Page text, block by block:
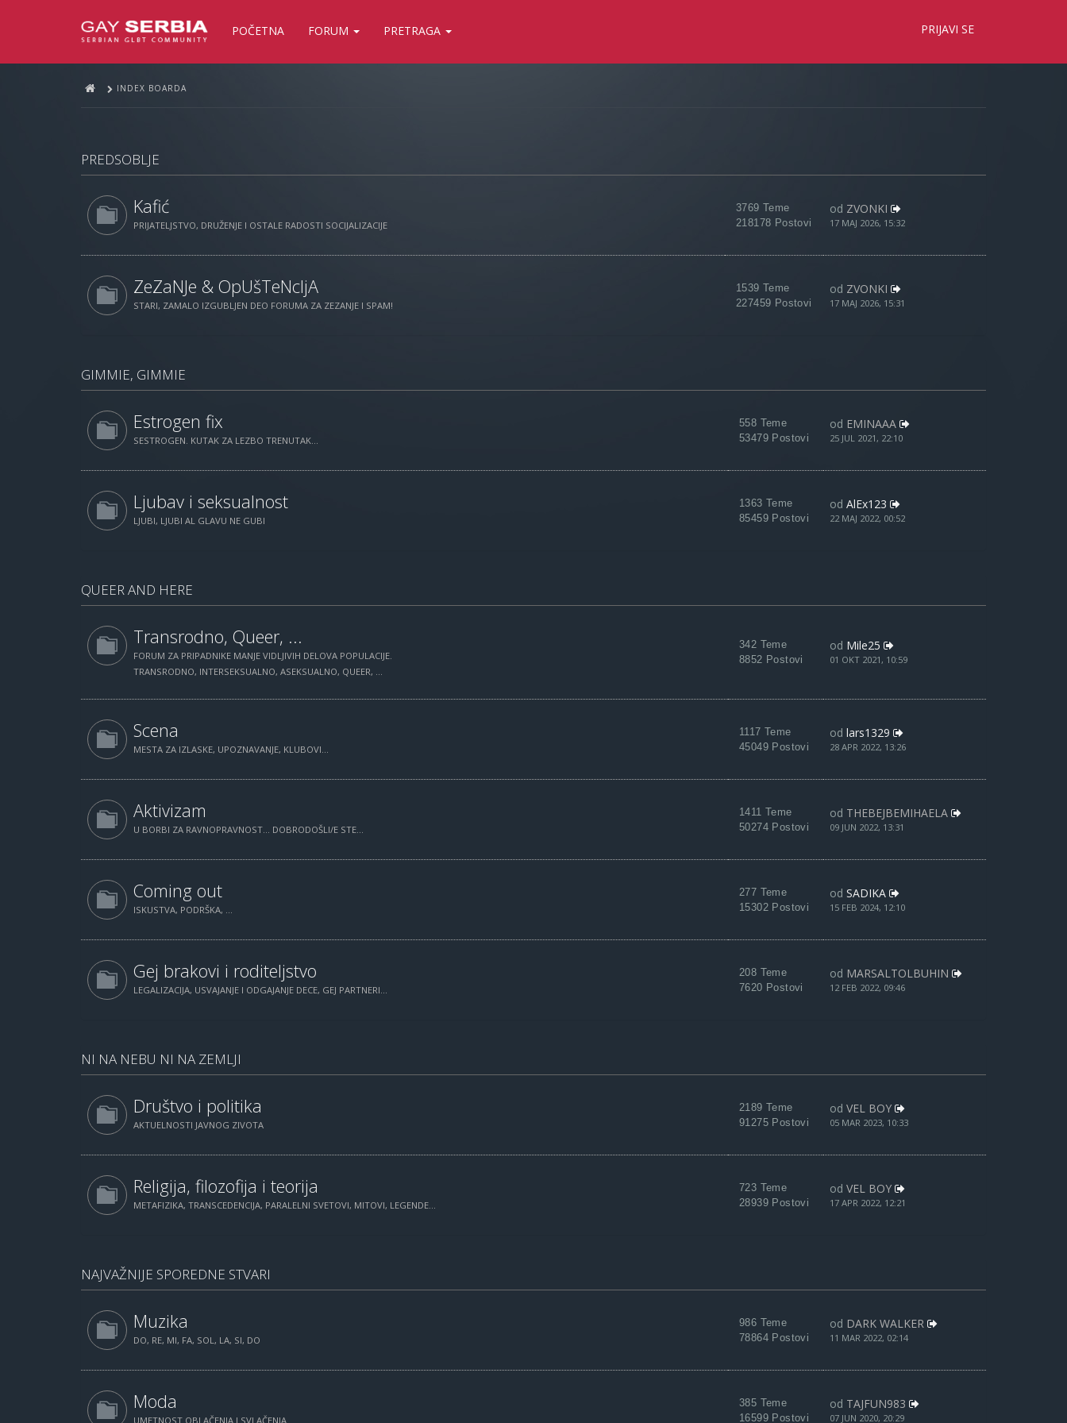
POČETNA FORUM PRETRAGA PRIJAVI SE
INDEX BOARDA
PREDSOBLJE
Kafić
PRIJATELJSTVO, DRUŽENJE I OSTALE RADOSTI SOCIJALIZACIJE
3769 Teme
218178 Postovi
od ZVONKI
17 MAJ 2026, 15:32
ZeZaNJe & OpUšTeNcIjA
STARI, ZAMALO IZGUBLJEN DEO FORUMA ZA ZEZANJE I SPAM!
1539 Teme
227459 Postovi
od ZVONKI
17 MAJ 2026, 15:31
GIMMIE, GIMMIE
Estrogen fix
SESTROGEN. KUTAK ZA LEZBO TRENUTAK...
558 Teme
53479 Postovi
od EMINAAA
25 JUL 2021, 22:10
Ljubav i seksualnost
LJUBI, LJUBI AL GLAVU NE GUBI
1363 Teme
85459 Postovi
od AlEx123
22 MAJ 2022, 00:52
QUEER AND HERE
Transrodno, Queer, ...
FORUM ZA PRIPADNIKE MANJE VIDLJIVIH DELOVA POPULACIJE.
TRANSRODNO, INTERSEKSUALNO, ASEKSUALNO, QUEER, ...
342 Teme
8852 Postovi
od Mile25
01 OKT 2021, 10:59
Scena
MESTA ZA IZLASKE, UPOZNAVANJE, KLUBOVI...
1117 Teme
45049 Postovi
od lars1329
28 APR 2022, 13:26
Aktivizam
U BORBI ZA RAVNOPRAVNOST... DOBRODOŠLI/E STE...
1411 Teme
50274 Postovi
od THEBEJBEMIHAELA
09 JUN 2022, 13:31
Coming out
ISKUSTVA, PODRŠKA, ...
277 Teme
15302 Postovi
od SADIKA
15 FEB 2024, 12:10
Gej brakovi i roditeljstvo
LEGALIZACIJA, USVAJANJE I ODGAJANJE DECE, GEJ PARTNERI...
208 Teme
7620 Postovi
od MARSALTOLBUHIN
12 FEB 2022, 09:46
NI NA NEBU NI NA ZEMLJI
Društvo i politika
AKTUELNOSTI JAVNOG ZIVOTA
2189 Teme
91275 Postovi
od VEL BOY
05 MAR 2023, 10:33
Religija, filozofija i teorija
METAFIZIKA, TRANSCEDENCIJA, PARALELNI SVETOVI, MITOVI, LEGENDE...
723 Teme
28939 Postovi
od VEL BOY
17 APR 2022, 12:21
NAJVAŽNIJE SPOREDNE STVARI
Muzika
DO, RE, MI, FA, SOL, LA, SI, DO
986 Teme
78864 Postovi
od DARK WALKER
11 MAR 2022, 02:14
Moda
UMETNOST OBLAČENJA I SVLAČENJA
385 Teme
16599 Postovi
od TAJFUN983
07 JUN 2020, 20:29